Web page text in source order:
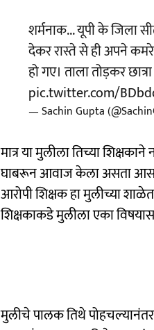
शर्मनाक... यूपी के जिला
देकर रास्ते से ही अपने
हो गए। ताला तोड़कर
pic.twitter.com/
— Sachin Gupta
मात्र या मुलीला तिच्या
घाबरून आवाज केला असता
आरोपी शिक्षक हा मुलीच्या
शिक्षकाकडे मुलीला एका
मुलीचे पालक तिथे